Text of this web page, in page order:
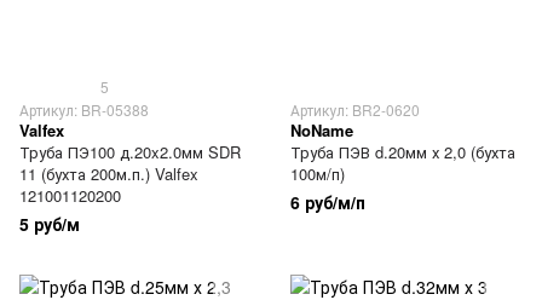
5
Артикул: BR-05388
Valfex
Труба ПЭ100 д.20x2.0мм SDR
11 (бухта 200м.п.) Valfex
121001120200
5 руб/м
Артикул: BR2-0620
NoName
Труба ПЭВ d.20мм х 2,0 (бухта
100м/п)
6 руб/м/п